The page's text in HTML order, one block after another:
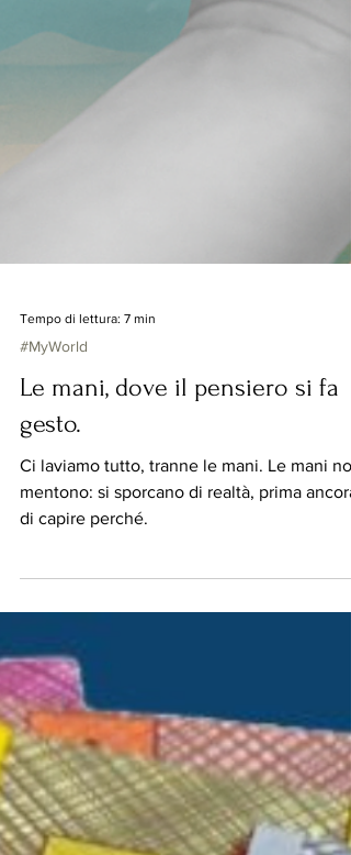
Tempo di lettura: 7 min
#MyWorld
Le mani, dove il pensiero si fa
gesto.
Ci laviamo tutto, tranne le mani. Le mani
mentono: si sporcano di realtà, prima ancora